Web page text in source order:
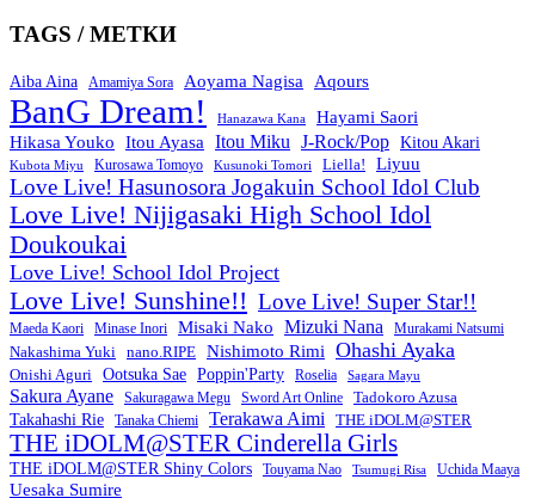
TAGS / МЕТКИ
Aiba Aina Amamiya Sora Aoyama Nagisa Aqours
BanG Dream! Hanazawa Kana
Hayami Saori
Hikasa Youko
Itou Ayasa Itou Miku J-Rock/Pop Kitou Akari
Kubota Miyu Kurosawa Tomoyo Kusunoki Tomori Liella! Liyuu
Love Live! Hasunosora Jogakuin School Idol Club
Love Live! Nijigasaki High School Idol
Doukoukai
Love Live! School Idol Project
Love Live! Sunshine!! Love Live! Super Star!!
Maeda Kaori Minase Inori Misaki Nako Mizuki Nana Murakami Natsumi
Nakashima Yuki nano.RIPE Nishimoto Rimi Ohashi Ayaka
Onishi Aguri Ootsuka Sae Poppin'Party Roselia Sagara Mayu
Sakura Ayane Sakuragawa Megu Sword Art Online Tadokoro Azusa
Takahashi Rie Tanaka Chiemi Terakawa Aimi THE iDOLM@STER
THE iDOLM@STER Cinderella Girls
THE iDOLM@STER Shiny Colors Touyama Nao Tsumugi Risa Uchida Maaya
Uesaka Sumire